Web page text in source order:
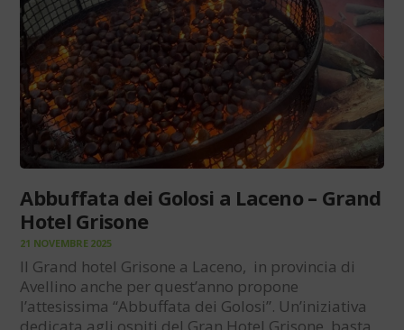
Abbuffata dei Golosi a Laceno – Grand
Hotel Grisone
21 NOVEMBRE 2025
Il Grand hotel Grisone a Laceno, in provincia di
Avellino anche per quest’anno propone
l’attesissima “Abbuffata dei Golosi”. Un’iniziativa